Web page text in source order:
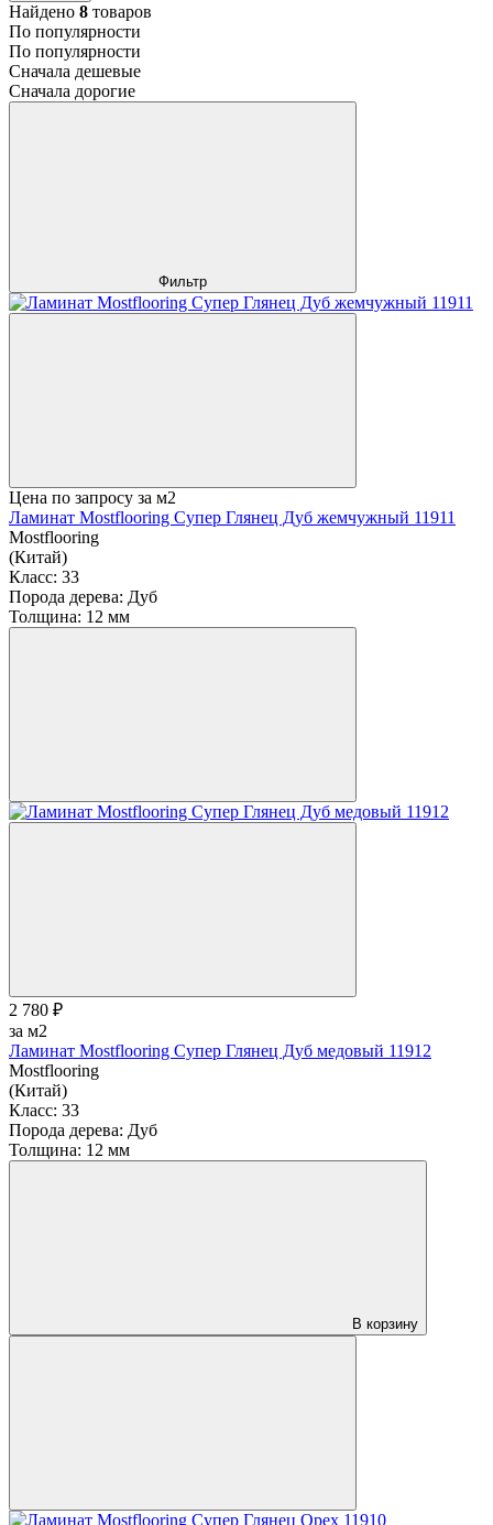
Найдено 8 товаров
По популярности
По популярности
Сначала дешевые
Сначала дорогие
Фильтр
Цена по запросу за м2
Ламинат Mostflooring Супер Глянец Дуб жемчужный 11911
Mostflooring
(Китай)
Класс: 33
Порода дерева: Дуб
Толщина: 12 мм
2 780 ₽
за м2
Ламинат Mostflooring Супер Глянец Дуб медовый 11912
Mostflooring
(Китай)
Класс: 33
Порода дерева: Дуб
Толщина: 12 мм
В корзину